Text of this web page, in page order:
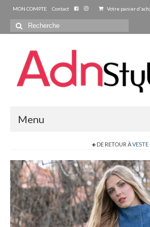
MON COMPTE Contact Votre panier
Rechercher
:
Menu
PRET A PORTER
FEMMES
Blouse – Chemise –
DE RETOUR À